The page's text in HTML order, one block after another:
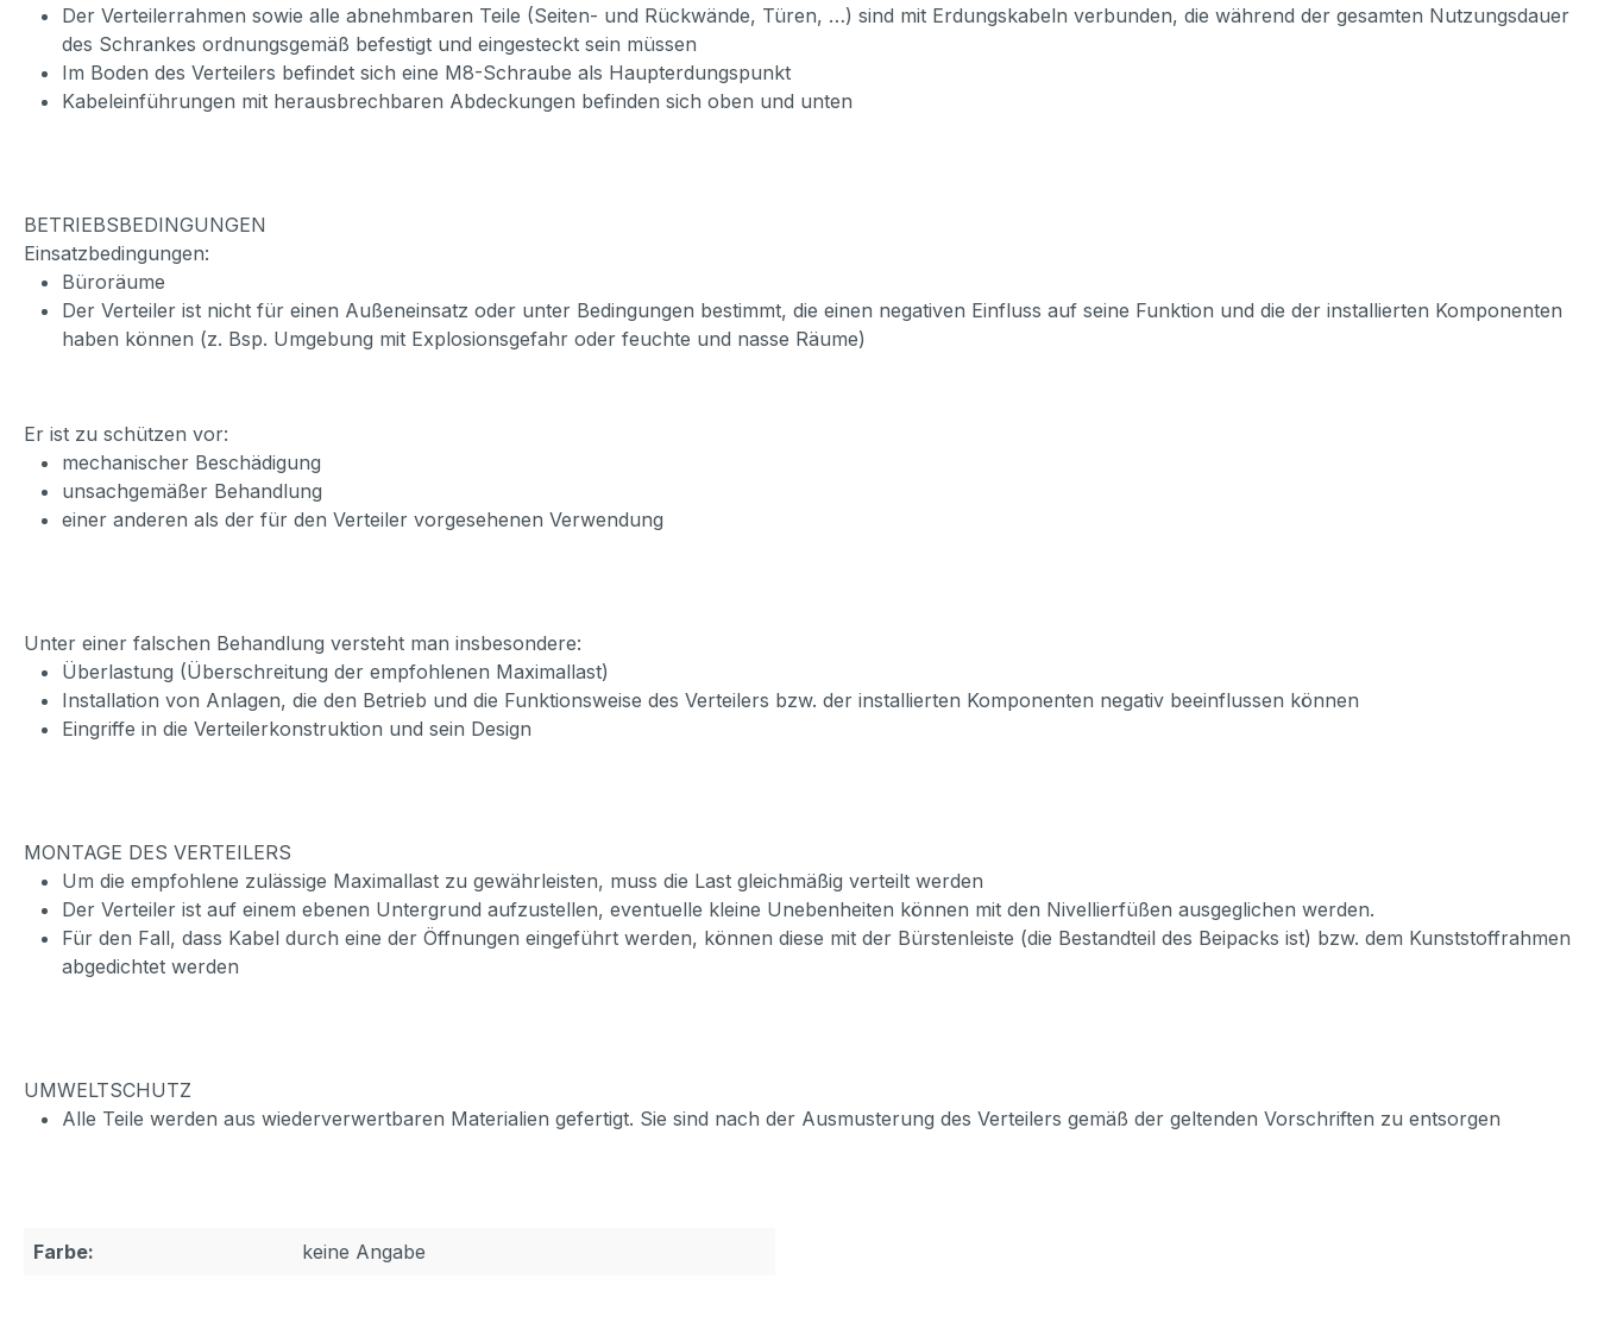
Der Verteilerrahmen sowie alle abnehmbaren Teile (Seiten- und Rückwände, Türen, …) sind mit Erdungskabeln verbunden, die während der gesamten Nutzungsdauer
des Schrankes ordnungsgemäß befestigt und eingesteckt sein müssen
Im Boden des Verteilers befindet sich eine M8-Schraube als Haupterdungspunkt
Kabeleinführungen mit herausbrechbaren Abdeckungen befinden sich oben und unten
BETRIEBSBEDINGUNGEN
Einsatzbedingungen:
Büroräume
Der Verteiler ist nicht für einen Außeneinsatz oder unter Bedingungen bestimmt, die einen negativen Einfluss auf seine Funktion und die der installierten Komponenten
haben können (z. Bsp. Umgebung mit Explosionsgefahr oder feuchte und nasse Räume)
Er ist zu schützen vor:
mechanischer Beschädigung
unsachgemäßer Behandlung
einer anderen als der für den Verteiler vorgesehenen Verwendung
Unter einer falschen Behandlung versteht man insbesondere:
Überlastung (Überschreitung der empfohlenen Maximallast)
Installation von Anlagen, die den Betrieb und die Funktionsweise des Verteilers bzw. der installierten Komponenten negativ beeinflussen können
Eingriffe in die Verteilerkonstruktion und sein Design
MONTAGE DES VERTEILERS
Um die empfohlene zulässige Maximallast zu gewährleisten, muss die Last gleichmäßig verteilt werden
Der Verteiler ist auf einem ebenen Untergrund aufzustellen, eventuelle kleine Unebenheiten können mit den Nivellierfüßen ausgeglichen werden.
Für den Fall, dass Kabel durch eine der Öffnungen eingeführt werden, können diese mit der Bürstenleiste (die Bestandteil des Beipacks ist) bzw. dem Kunststoffrahmen
abgedichtet werden
UMWELTSCHUTZ
Alle Teile werden aus wiederverwertbaren Materialien gefertigt. Sie sind nach der Ausmusterung des Verteilers gemäß der geltenden Vorschriften zu entsorgen
Farbe: keine Angabe